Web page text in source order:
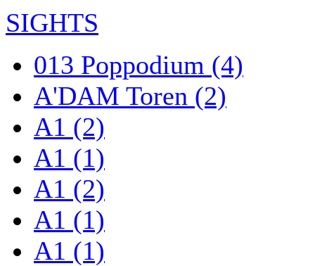
SIGHTS
013 Poppodium (4)
A'DAM Toren (2)
A1 (2)
A1 (1)
A1 (2)
A1 (1)
A1 (1)